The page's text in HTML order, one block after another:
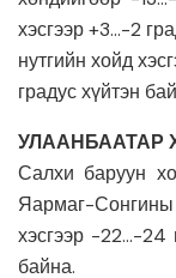
хэсгээр +3…-2
нутгийн хойд
градус хүйтэн
УЛААНБААТАР
Салхи баруун
Яармаг-
хэсгээр -22…-24
байна.